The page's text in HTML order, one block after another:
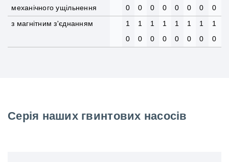
механічного ущільнення
0
0
0
0
0
0
0
0
з магнітним з'єднанням
1
0
1
0
1
0
1
0
1
0
1
0
1
0
1
0
Серія наших гвинтових насосів